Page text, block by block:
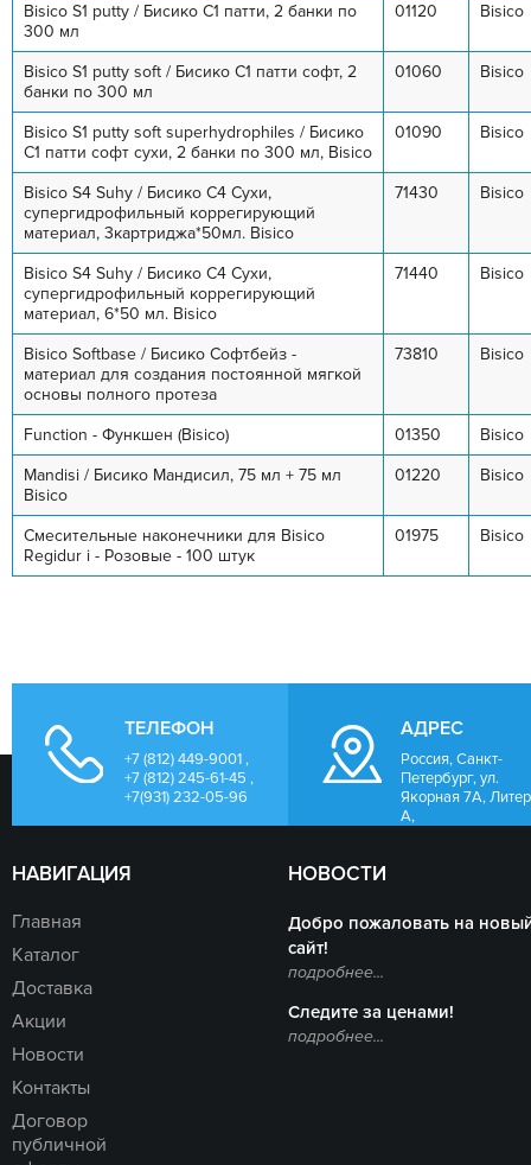
Bisico S1 putty / Бисико C1 патти, 2 банки по
300 мл
01120 Bisico
Bisico S1 putty soft / Бисико С1 патти софт, 2
банки по 300 мл
01060 Bisico
Bisico S1 putty soft superhydrophiles / Бисико
С1 патти софт сухи, 2 банки по 300 мл, Bisico
01090 Bisico
Bisico S4 Suhy / Бисико С4 Сухи,
супергидрофильный коррегирующий
материал, 3картриджа*50мл. Bisico
71430 Bisico
Bisico S4 Suhy / Бисико С4 Сухи,
супергидрофильный коррегирующий
материал, 6*50 мл. Bisico
71440 Bisico
Bisico Softbase / Бисико Софтбейз -
материал для создания постоянной мягкой
основы полного протеза
73810 Bisico
Function - Функшен (Bisico) 01350
Bisico
Mandisi / Бисико Мандисил, 75 мл + 75 мл
Bisico
01220 Bisico
Смесительные наконечники для Bisico
Regidur i - Розовые - 100 штук
01975 Bisico
ТЕЛЕФОН
+7 (812) 449-9001 ,
+7 (812) 245-61-45 ,
+7(931) 232-05-96
АДРЕС
Россия, Санкт-
Петербург, ул.
Якорная 7А, Литер
А,
НАВИГАЦИЯ
Главная
Каталог
Доставка
Акции
Новости
Контакты
Договор
публичной
НОВОСТИ
Добро пожаловать на
сайт!
подробнее...
Следите за ценами!
подробнее...